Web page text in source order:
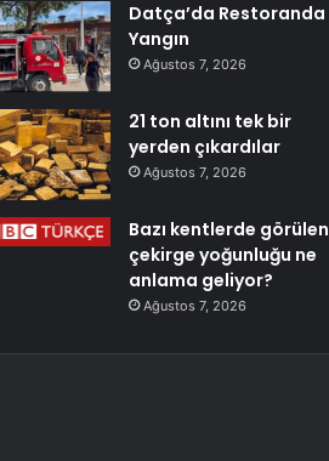
Datça’da Restoranda
Yangın
Ağustos 7, 2026
21 ton altını tek bir
yerden çıkardılar
Ağustos 7, 2026
Bazı kentlerde görülen
çekirge yoğunluğu ne
anlama geliyor?
Ağustos 7, 2026